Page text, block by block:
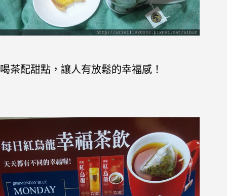
喝茶配甜點，讓人有放鬆的幸福感！